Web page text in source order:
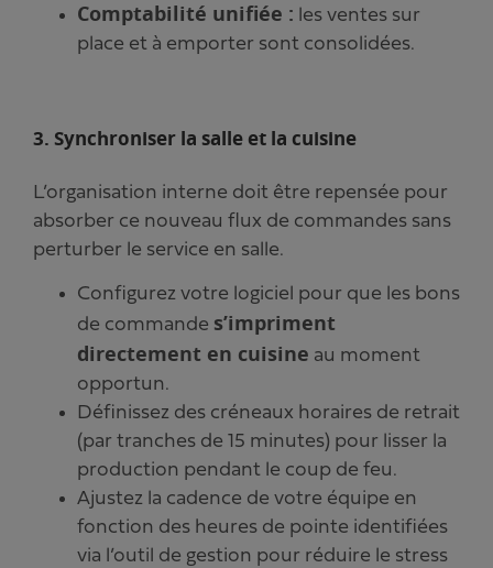
Comptabilité unifiée : les ventes sur
place et à emporter sont consolidées.
3. Synchroniser la salle et la cuisine
L’organisation interne doit être repensée pour
absorber ce nouveau flux de commandes sans
perturber le service en salle.
Configurez votre logiciel pour que les bons
de commande s’impriment
directement en cuisine au moment
opportun.
Définissez des créneaux horaires de retrait
(par tranches de 15 minutes) pour lisser la
production pendant le coup de feu.
Ajustez la cadence de votre équipe en
fonction des heures de pointe identifiées
via l’outil de gestion pour réduire le stress